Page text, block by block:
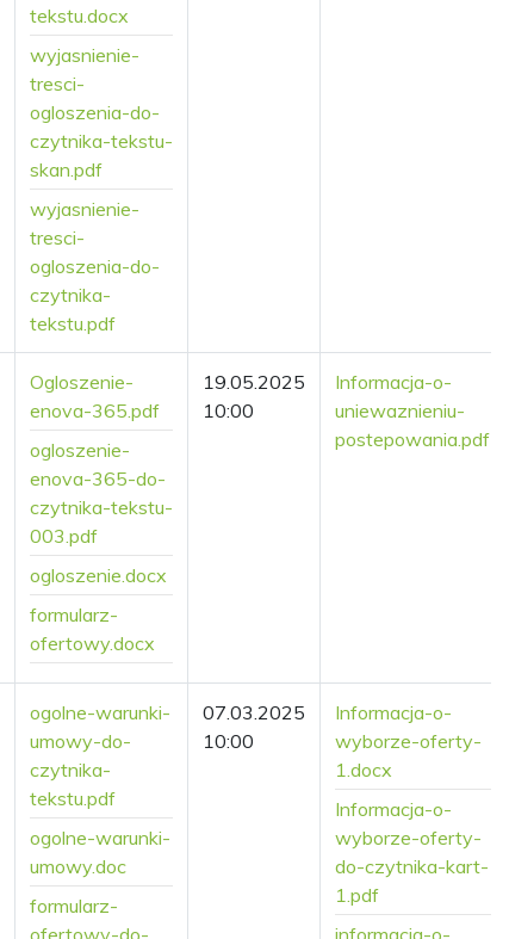
tekstu.docx
wyjasnienie-
tresci-
ogloszenia-do-
czytnika-tekstu-
skan.pdf
wyjasnienie-
tresci-
ogloszenia-do-
czytnika-
tekstu.pdf
Ogloszenie-
enova-365.pdf
ogloszenie-
enova-365-do-
czytnika-tekstu-
003.pdf
ogloszenie.docx
formularz-
ofertowy.docx
19.05.2025
10:00
Informacja-o-
uniewaznieniu-
postepowania.pdf
ogolne-warunki-
umowy-do-
czytnika-
tekstu.pdf
ogolne-warunki-
umowy.doc
formularz-
ofertowy-do-
07.03.2025
10:00
Informacja-o-
wyborze-oferty-
1.docx
Informacja-o-
wyborze-oferty-
do-czytnika-kart-
1.pdf
informacja-o-